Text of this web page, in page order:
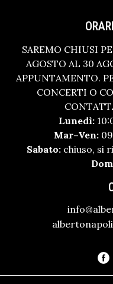
SAREMO CHIUSI
AGOSTO AL 30
APPUNTAMENTO.
CONCERTI O
Lunedì:
Mar–Ven:
Sabato: chiuso, si